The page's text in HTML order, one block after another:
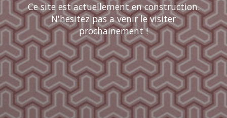
Ce site est actuellement en construction.
N'hesitez pas a venir le visiter
prochainement !